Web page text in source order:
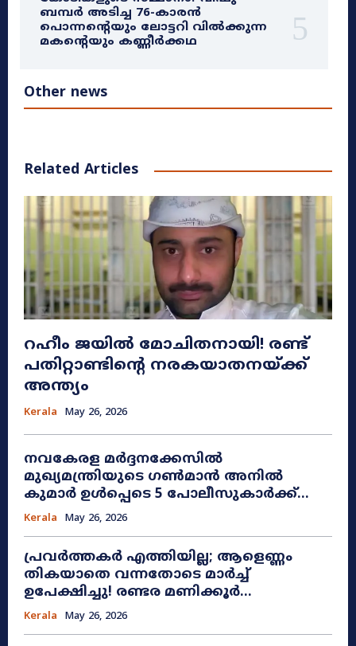
ബമ്പർ അടിച്ച 76-കാരൻ
പൊന്നന്റെയും ലോട്ടറി വിൽക്കുന്ന
മകന്റെയും കണ്ണീർക്കഥ
Other news
Related Articles
റഹീം ജയിൽ മോചിതനായി! രണ്ട്
പതിറ്റാണ്ടിന്റെ നരകയാതനയ്ക്ക്
അന്ത്യം
Kerala May 26, 2026
നവകേരള മർദ്ദനക്കേസിൽ
മുഖ്യമന്ത്രിയുടെ ഗൺമാൻ അനിൽ
കുമാർ ഉൾപ്പെടെ 5 പോലീസുകാർക്ക്...
Kerala May 26, 2026
പ്രവർത്തകർ എത്തിയില്ല; ആളെണ്ണം
തികയാതെ വന്നതോടെ മാർച്ച്
ഉപേക്ഷിച്ചു! രണ്ടര മണിക്കൂർ...
Kerala May 26, 2026